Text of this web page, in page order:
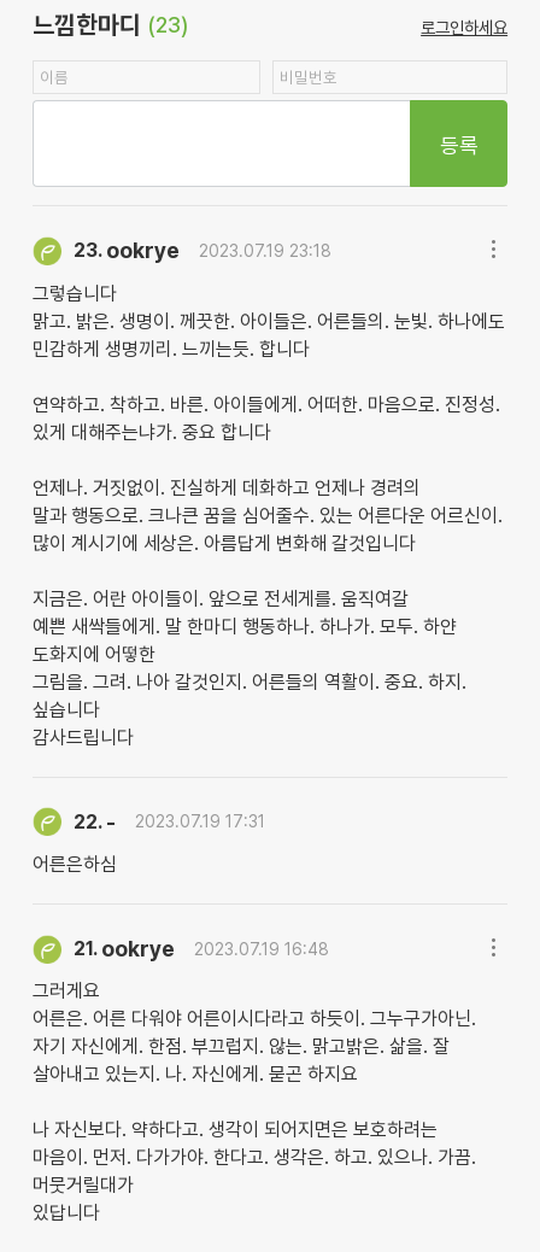
느낌한마디 (23) 로그인하세요
등록
23. ookrye 2023.07.19 23:18
그렇습니다
맑고. 밝은. 생명이. 께끗한. 아이들은. 어른들의. 눈빛. 하나에도
민감하게 생명끼리. 느끼는듯. 합니다
연약하고. 착하고. 바른. 아이들에게. 어떠한. 마음으로. 진정성.
있게 대해주는냐가. 중요 합니다
언제나. 거짓없이. 진실하게 데화하고 언제나 경려의
말과 행동으로. 크나큰 꿈을 심어줄수. 있는 어른다운 어르신이.
많이 계시기에 세상은. 아름답게 변화해 갈것입니다
지금은. 어란 아이들이. 앞으로 전세게를. 움직여갈
예쁜 새싹들에게. 말 한마디 행동하나. 하나가. 모두. 하얀
도화지에 어떻한
그림을. 그려. 나아 갈것인지. 어른들의 역활이. 중요. 하지.
싶습니다
감사드립니다
22. - 2023.07.19 17:31
어른은하심
21. ookrye 2023.07.19 16:48
그러게요
어른은. 어른 다워야 어른이시다라고 하듯이. 그누구가아닌.
자기 자신에게. 한점. 부끄럽지. 않는. 맑고밝은. 삶을. 잘
살아내고 있는지. 나. 자신에게. 묻곤 하지요
나 자신보다. 약하다고. 생각이 되어지면은 보호하려는
마음이. 먼저. 다가가야. 한다고. 생각은. 하고. 있으나. 가끔.
머뭇거릴대가
있답니다